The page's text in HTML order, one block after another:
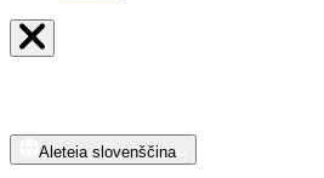
Aleteia slovenščina